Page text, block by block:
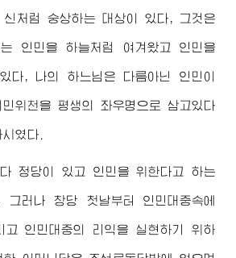
신처럼 숭상하는 대상이 있다, 그것은
인민을 하늘처럼 여겨왔고 인민을
다, 나의 하느님은 다름아닌 인민이
위천을 평생의 좌우명으로 삼고있다
였다.
정당이 있고 인민을 위한다고 하는
러나 창당 첫날부터 인민대중속에
고 인민대중의 리익을 실현하기 위하